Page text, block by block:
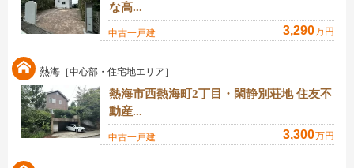
な高...
中古一戸建 3,290万円
熱海 ［中心部・住宅地エリア］
熱海市西熱海町2丁目・閑静別荘地 住友不
動産...
中古一戸建 3,300万円